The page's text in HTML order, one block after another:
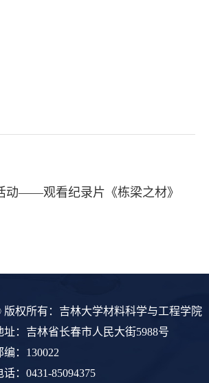
动——观看纪录片《栋梁之材》
版权所有：吉林大学材料科学与工程学院
址：吉林省长春市人民大街5988号
编：130022
话：0431-85094375